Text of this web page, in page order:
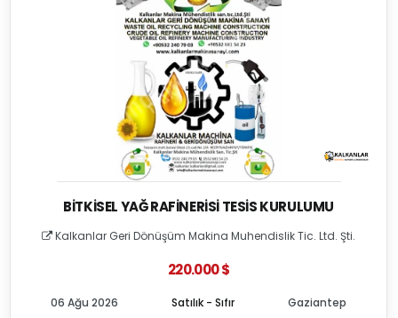
BITKISEL YAĞ RAFINERISI TESIS KURULUMU
Kalkanlar Geri Dönüşüm Makina Muhendislik Tic. Ltd. Şti.
220.000 $
Satılık - Sıfır
06 Ağu 2026 Gaziantep